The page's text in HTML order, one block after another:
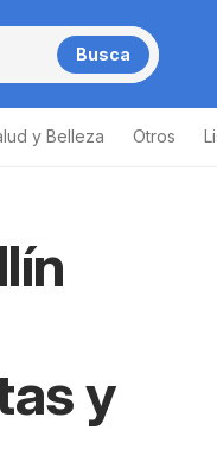
Busca
y Belleza Otros
y